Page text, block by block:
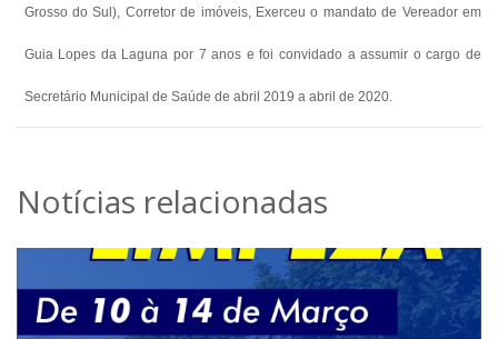
Grosso do Sul), Corretor de imóveis, Exerceu o mandato de Vereador em
Guia Lopes da Laguna por 7 anos e foi convidado a assumir o cargo de
Secretário Municipal de Saúde de abril 2019 a abril de 2020.
Notícias relacionadas